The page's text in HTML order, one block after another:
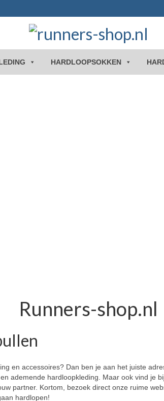
HARDLOOPSOKKEN
Runners-shop.nl
en accessoires? Dan ben je aan het juiste
ademende hardloopkleding. Maar ook vind je
partner. Kortom, bezoek direct onze ruime
hardlopen!